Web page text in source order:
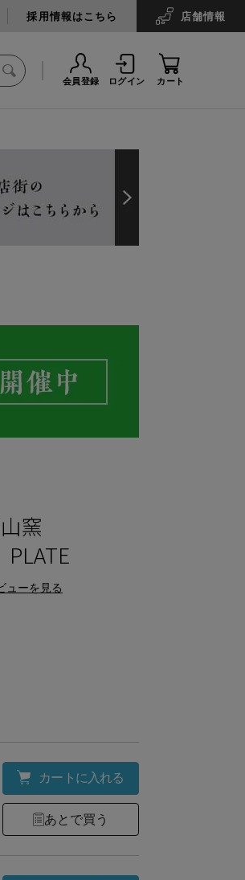
採用情報はこちら 店舗情報
会員登録 ログイン カート
山窯
ューを見る
カートに入れる
あとで買う